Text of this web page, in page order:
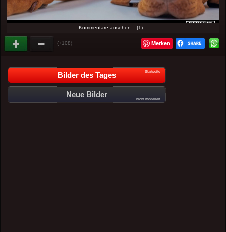
Kommentare ansehen... (1)
(+108) Merken
Bilder des Tages Startseite
Neue Bilder
nicht moderiert